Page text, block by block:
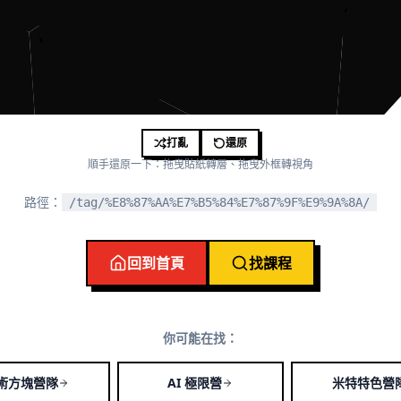
打亂
還原
順手還原一下：拖曳貼紙轉層、拖曳外框轉視角
路徑： /tag/%E8%87%AA%E7%B5%84%E7%87%9F%E9%9A%8A/
回到首頁 找課程
你可能在找：
方塊營隊 AI 極限營 米特特色營